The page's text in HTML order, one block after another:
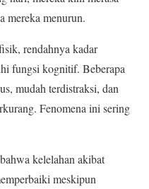
mereka menurun.
rendahnya kadar
fungsi kognitif. Beberapa
mudah terdistraksi, dan
Fenomena ini sering
kelelahan akibat
meskipun